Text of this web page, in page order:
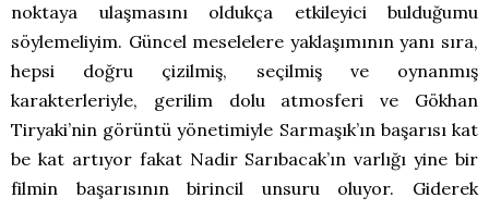
noktaya ulaşmasını oldukça etkileyici bulduğumu
söylemeliyim. Güncel meselelere yaklaşımının yanı sıra,
hepsi doğru çizilmiş, seçilmiş ve oynanmış
karakterleriyle, gerilim dolu atmosferi ve Gökhan
Tiryaki’nin görüntü yönetimiyle Sarmaşık’ın başarısı kat
be kat artıyor fakat Nadir Sarıbacak’ın varlığı yine bir
filmin başarısının birincil unsuru oluyor. Giderek